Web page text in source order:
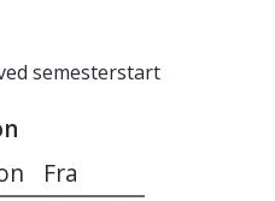
semesterstart
Fra